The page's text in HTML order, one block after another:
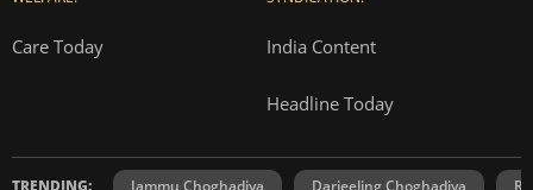
Care Today India Content
Headline Today
TRENDING: Jammu Choghadiya Darjeeling Choghadiya